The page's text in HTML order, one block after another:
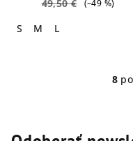
49,50 €
(–49 %)
S M L
8